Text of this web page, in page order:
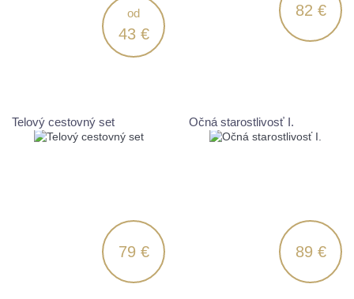
od
43 €
82 €
Telový cestovný set
79 €
Očná starostlivosť I.
89 €